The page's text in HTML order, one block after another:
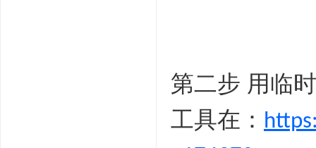
第二步 用临时
工具在：